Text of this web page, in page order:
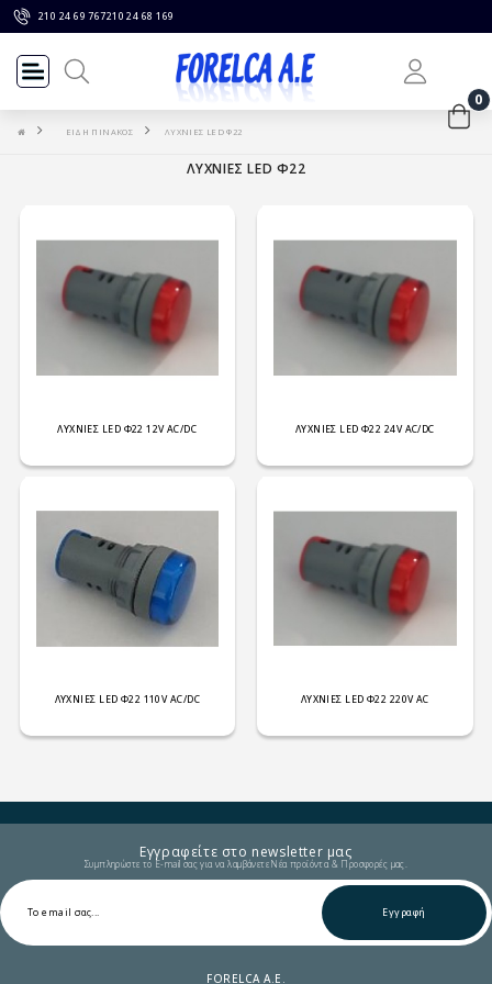
210 24 69 767210 24 68 169
0
ΕΙΔΗ ΠΙΝΑΚΟΣ ΛΥΧΝΙΕΣ LED Φ22
ΛΥΧΝΙΕΣ LED Φ22 12V AC/DC ΛΥΧΝΙΕΣ LED Φ22 24V AC/DC
ΛΥΧΝΙΕΣ LED Φ22 110V AC/DC ΛΥΧΝΙΕΣ LED Φ22 220V AC
ΛΥΧΝΙΕΣ LED Φ22
Εγγραφείτε στο newsletter μας
Συμπληρώστε το E-mail σας για να λαμβάνετε Νέα προϊόντα & Προσφορές μας.
Εγγραφή
FORELCA A.E.